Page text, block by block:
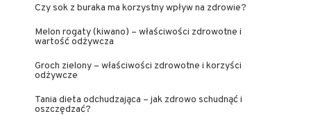
Czy sok z buraka ma korzystny wpływ na zdrowie?
Melon rogaty (kiwano) – właściwości zdrowotne i
wartość odżywcza
Groch zielony – właściwości zdrowotne i korzyści
odżywcze
Tania dieta odchudzająca – jak zdrowo schudnąć i
oszczędzać?